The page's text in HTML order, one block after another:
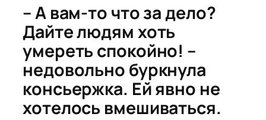
– А вам-то что за дело?
Дайте людям хоть
умереть спокойно! –
недовольно буркнула
консьержка. Ей явно не
хотелось вмешиваться.